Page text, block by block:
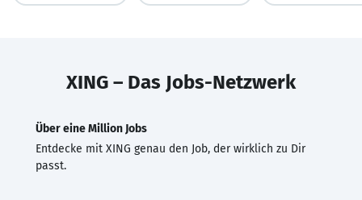
XING – Das Jobs-Netzwerk
Über eine Million Jobs
Entdecke mit XING genau den Job, der wirklich zu Dir
passt.